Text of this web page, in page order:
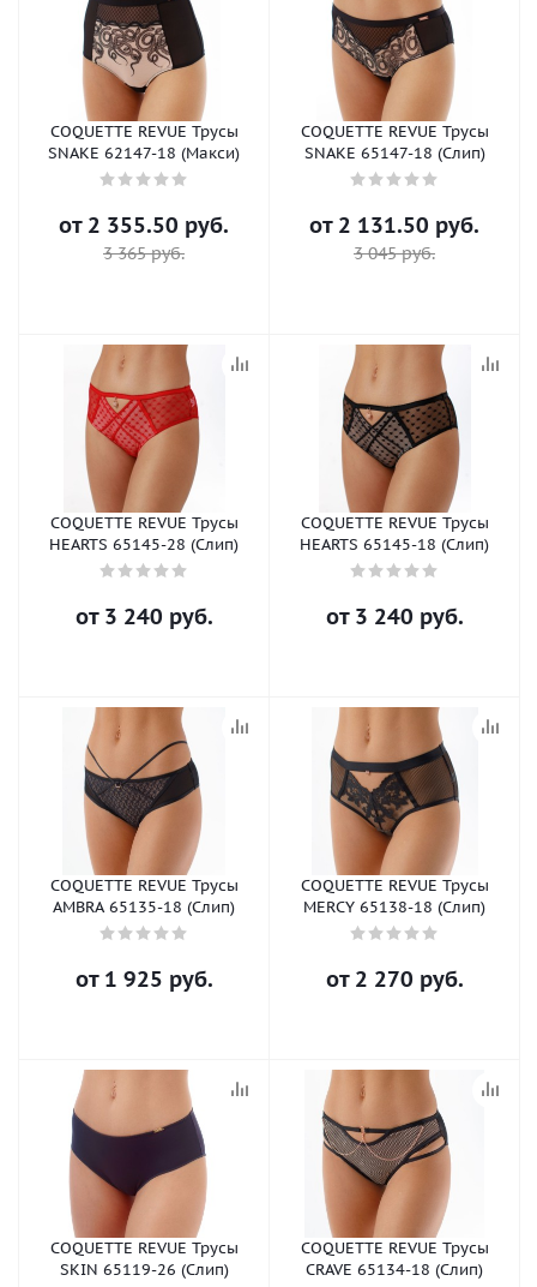
COQUETTE REVUE Трусы
SNAKE 62147-18 (Макси)
от 2 355.50 руб.
3 365 руб.
COQUETTE REVUE Трусы
SNAKE 65147-18 (Слип)
от 2 131.50 руб.
3 045 руб.
COQUETTE REVUE Трусы
HEARTS 65145-28 (Слип)
от 3 240 руб.
COQUETTE REVUE Трусы
HEARTS 65145-18 (Слип)
от 3 240 руб.
COQUETTE REVUE Трусы
AMBRA 65135-18 (Слип)
от 1 925 руб.
COQUETTE REVUE Трусы
MERCY 65138-18 (Слип)
от 2 270 руб.
COQUETTE REVUE Трусы
SKIN 65119-26 (Слип)
COQUETTE REVUE Трусы
CRAVE 65134-18 (Слип)